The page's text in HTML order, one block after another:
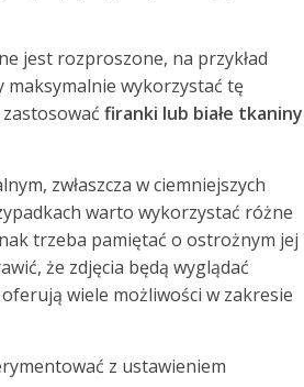
jest rozproszone, na przykład
maksymalnie wykorzystać tę
firanki lub białe tkaniny
zwłaszcza w ciemniejszych
warto wykorzystać różne
trzeba pamiętać o ostrożnym jej
że zdjęcia będą wyglądać
wiele możliwości w zakresie
z ustawieniem